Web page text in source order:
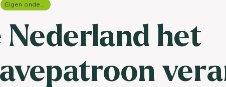
Eigen onderzoeken
Nederland het